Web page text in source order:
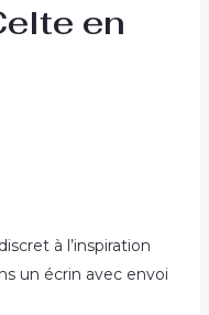
en
à l’inspiration
un écrin avec envoi